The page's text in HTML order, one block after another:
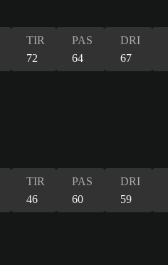
TIR
72
PAS
64
DRI
67
TIR
46
PAS
60
DRI
59